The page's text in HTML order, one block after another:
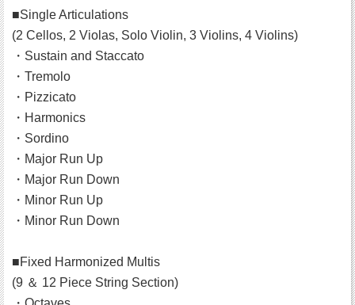
■Single Articulations
(2 Cellos, 2 Violas, Solo Violin, 3 Violins, 4 Violins)
・Sustain and Staccato
・Tremolo
・Pizzicato
・Harmonics
・Sordino
・Major Run Up
・Major Run Down
・Minor Run Up
・Minor Run Down
■Fixed Harmonized Multis
(9 ＆ 12 Piece String Section)